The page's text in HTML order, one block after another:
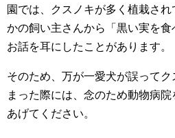
園では、クスノキが多く植栽さ
かの飼い主さんから「黒い実を食
お話を耳にしたことがあります。
そのため、万が一愛犬が誤って
まった際には、念のため動物病
あげてください。